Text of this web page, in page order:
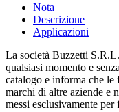
Nota
Descrizione
Applicazioni
La società Buzzetti
qualsiasi momento e
catalogo e informa che
marchi di altre aziende e
messi esclusivamente